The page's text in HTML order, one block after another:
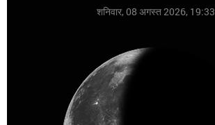
शनिवार, 08 अगस्त 2026, 19:33